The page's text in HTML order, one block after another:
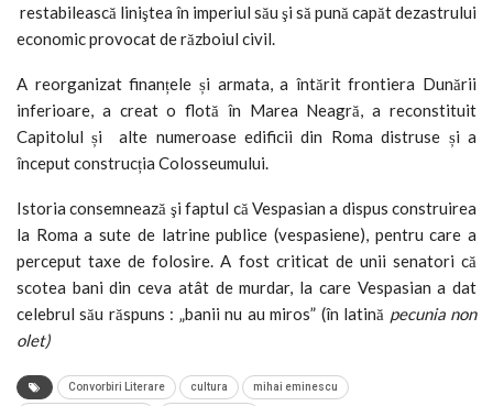
restabilească liniştea în imperiul său şi să pună capăt dezastrului
economic provocat de războiul civil.
A reorganizat finanțele și armata, a întărit frontiera Dunării
inferioare, a creat o flotă în Marea Neagră, a reconstituit
Capitolul și alte numeroase edificii din Roma distruse și a
început construcția Colosseumului.
Istoria consemnează şi faptul că Vespasian a dispus construirea
la Roma a sute de latrine publice (vespasiene), pentru care a
perceput taxe de folosire. A fost criticat de unii senatori că
scotea bani din ceva atât de murdar, la care Vespasian a dat
celebrul său răspuns : „banii nu au miros” (în latină pecunia non
olet)
Convorbiri Literare cultura mihai eminescu